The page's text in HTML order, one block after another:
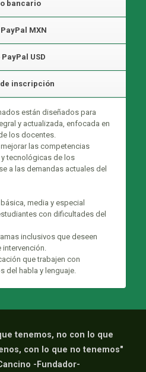
bancario
MXN
USD
inscripción
están diseñados para
y actualizada, enfocada en
los docentes.
las competencias
tecnológicas de los
a las demandas actuales del
media y especial
con dificultades del
inclusivos que deseen
intervención.
que trabajen con
del habla y lenguaje.
tenemos, no con lo que
con lo que no tenemos"
-Fundador-